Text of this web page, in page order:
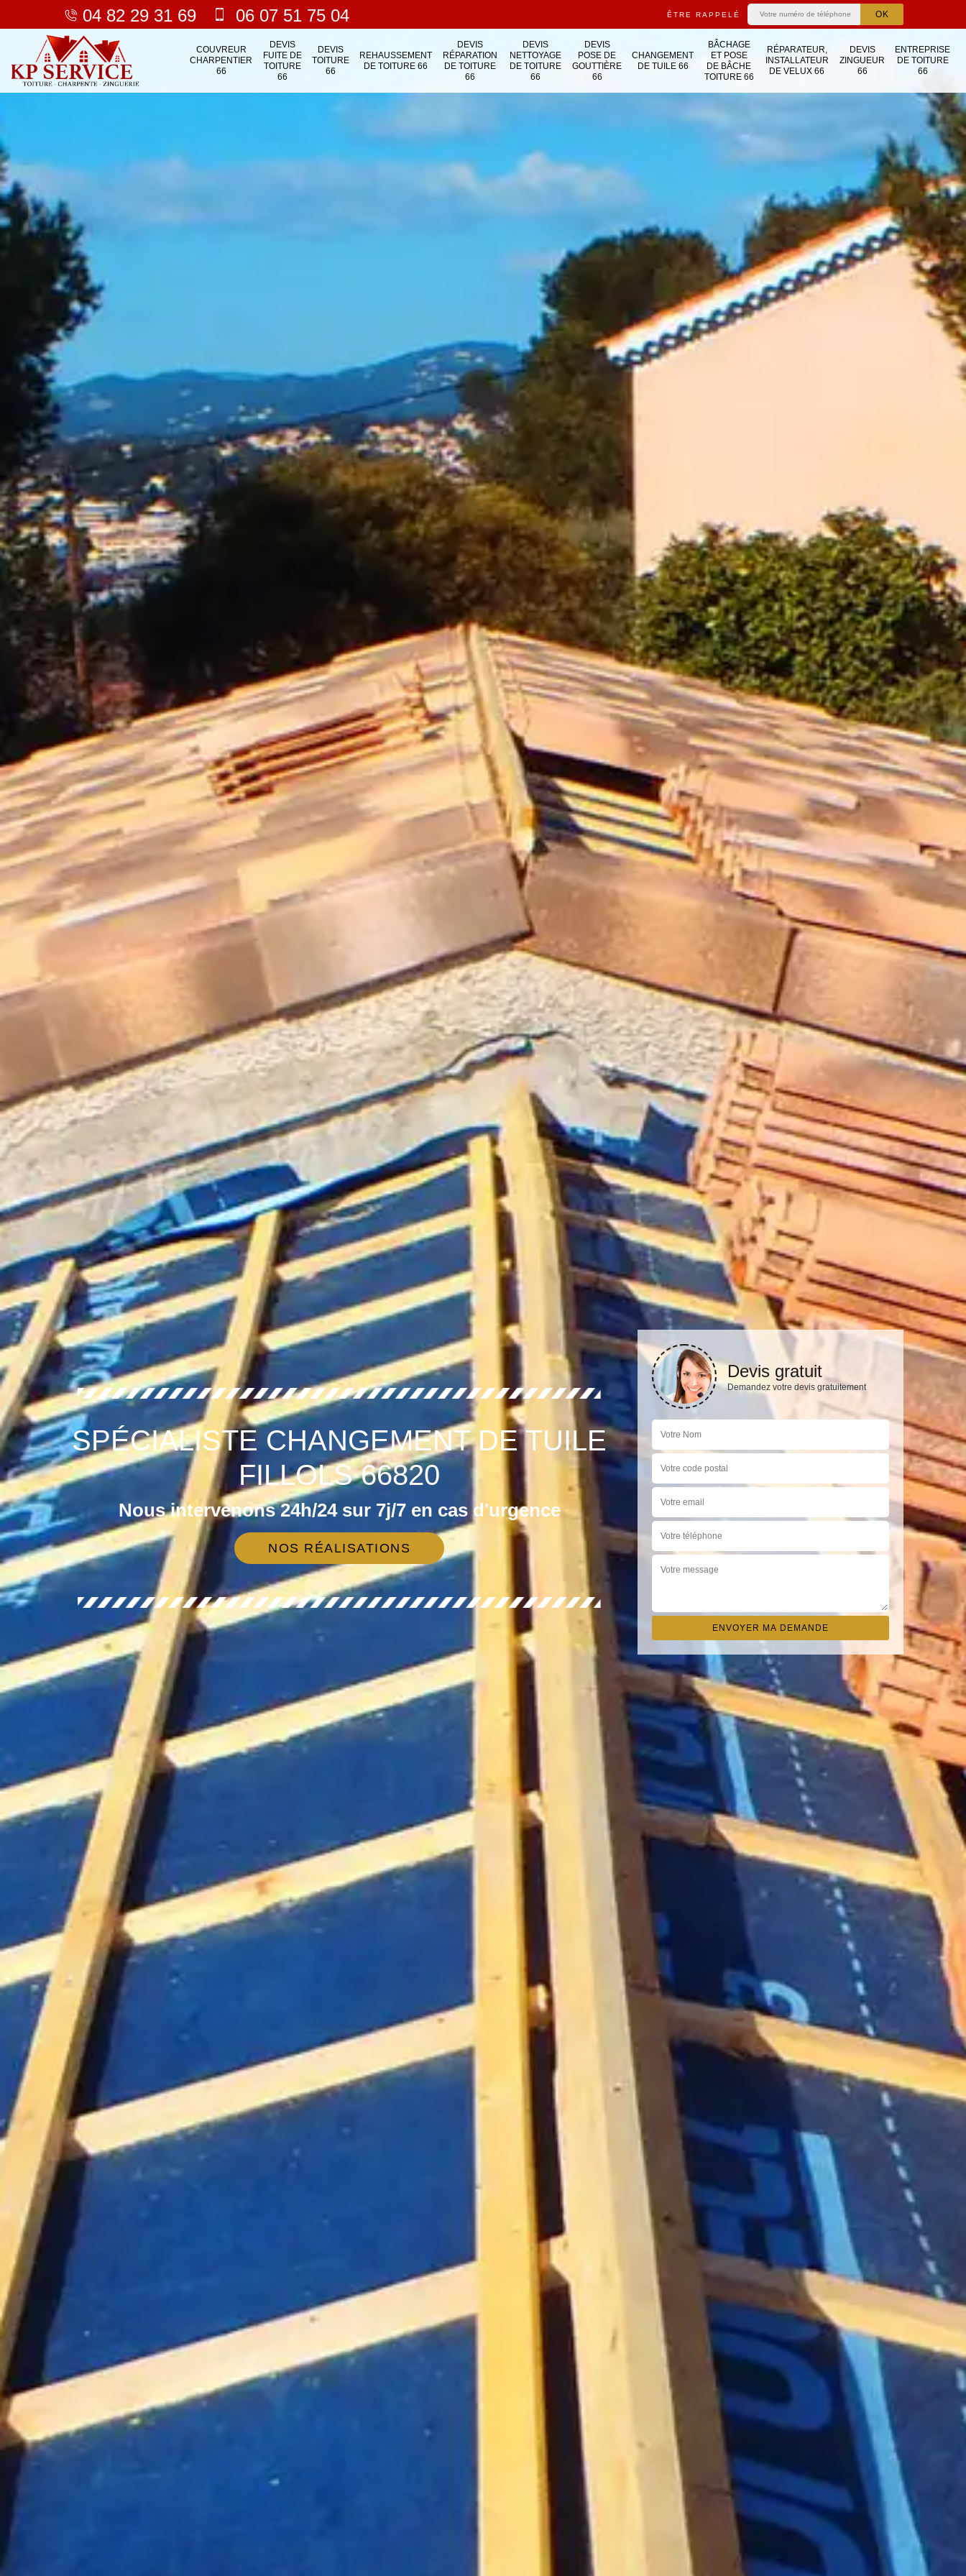
04 82 29 31 69 06 07 51 75 04 ÊTRE RAPPELÉ
COUVREUR
CHARPENTIER
66
DEVIS
FUITE DE
TOITURE
66
DEVIS
TOITURE
66
REHAUSSEMENT
DE TOITURE 66
DEVIS
RÉPARATION
DE TOITURE
66
DEVIS
NETTOYAGE
DE TOITURE
66
DEVIS
POSE DE
GOUTTIÈRE
66
CHANGEMENT
DE TUILE 66
BÂCHAGE
ET POSE
DE BÂCHE
TOITURE 66
RÉPARATEUR,
INSTALLATEUR
DE VELUX 66
DEVIS
ZINGUEUR
66
ENTREPRISE
DE TOITURE
66
SPÉCIALISTE CHANGEMENT DE TUILE
FILLOLS 66820
Nous intervenons 24h/24 sur 7j/7 en cas d'urgence
NOS RÉALISATIONS
Devis gratuit
Demandez votre devis gratuitement